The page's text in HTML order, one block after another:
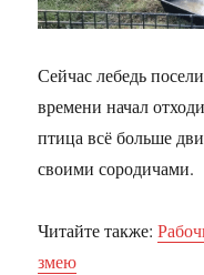
Сейчас лебедь
времени начал
птица всё больше
своими сородичами.
Читайте также:
змею